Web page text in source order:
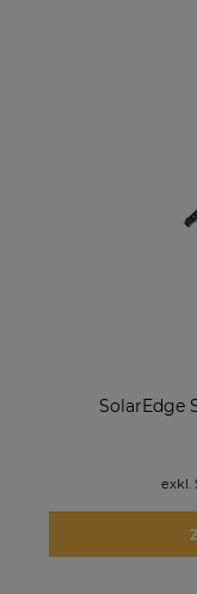
SolarEdge
exkl.